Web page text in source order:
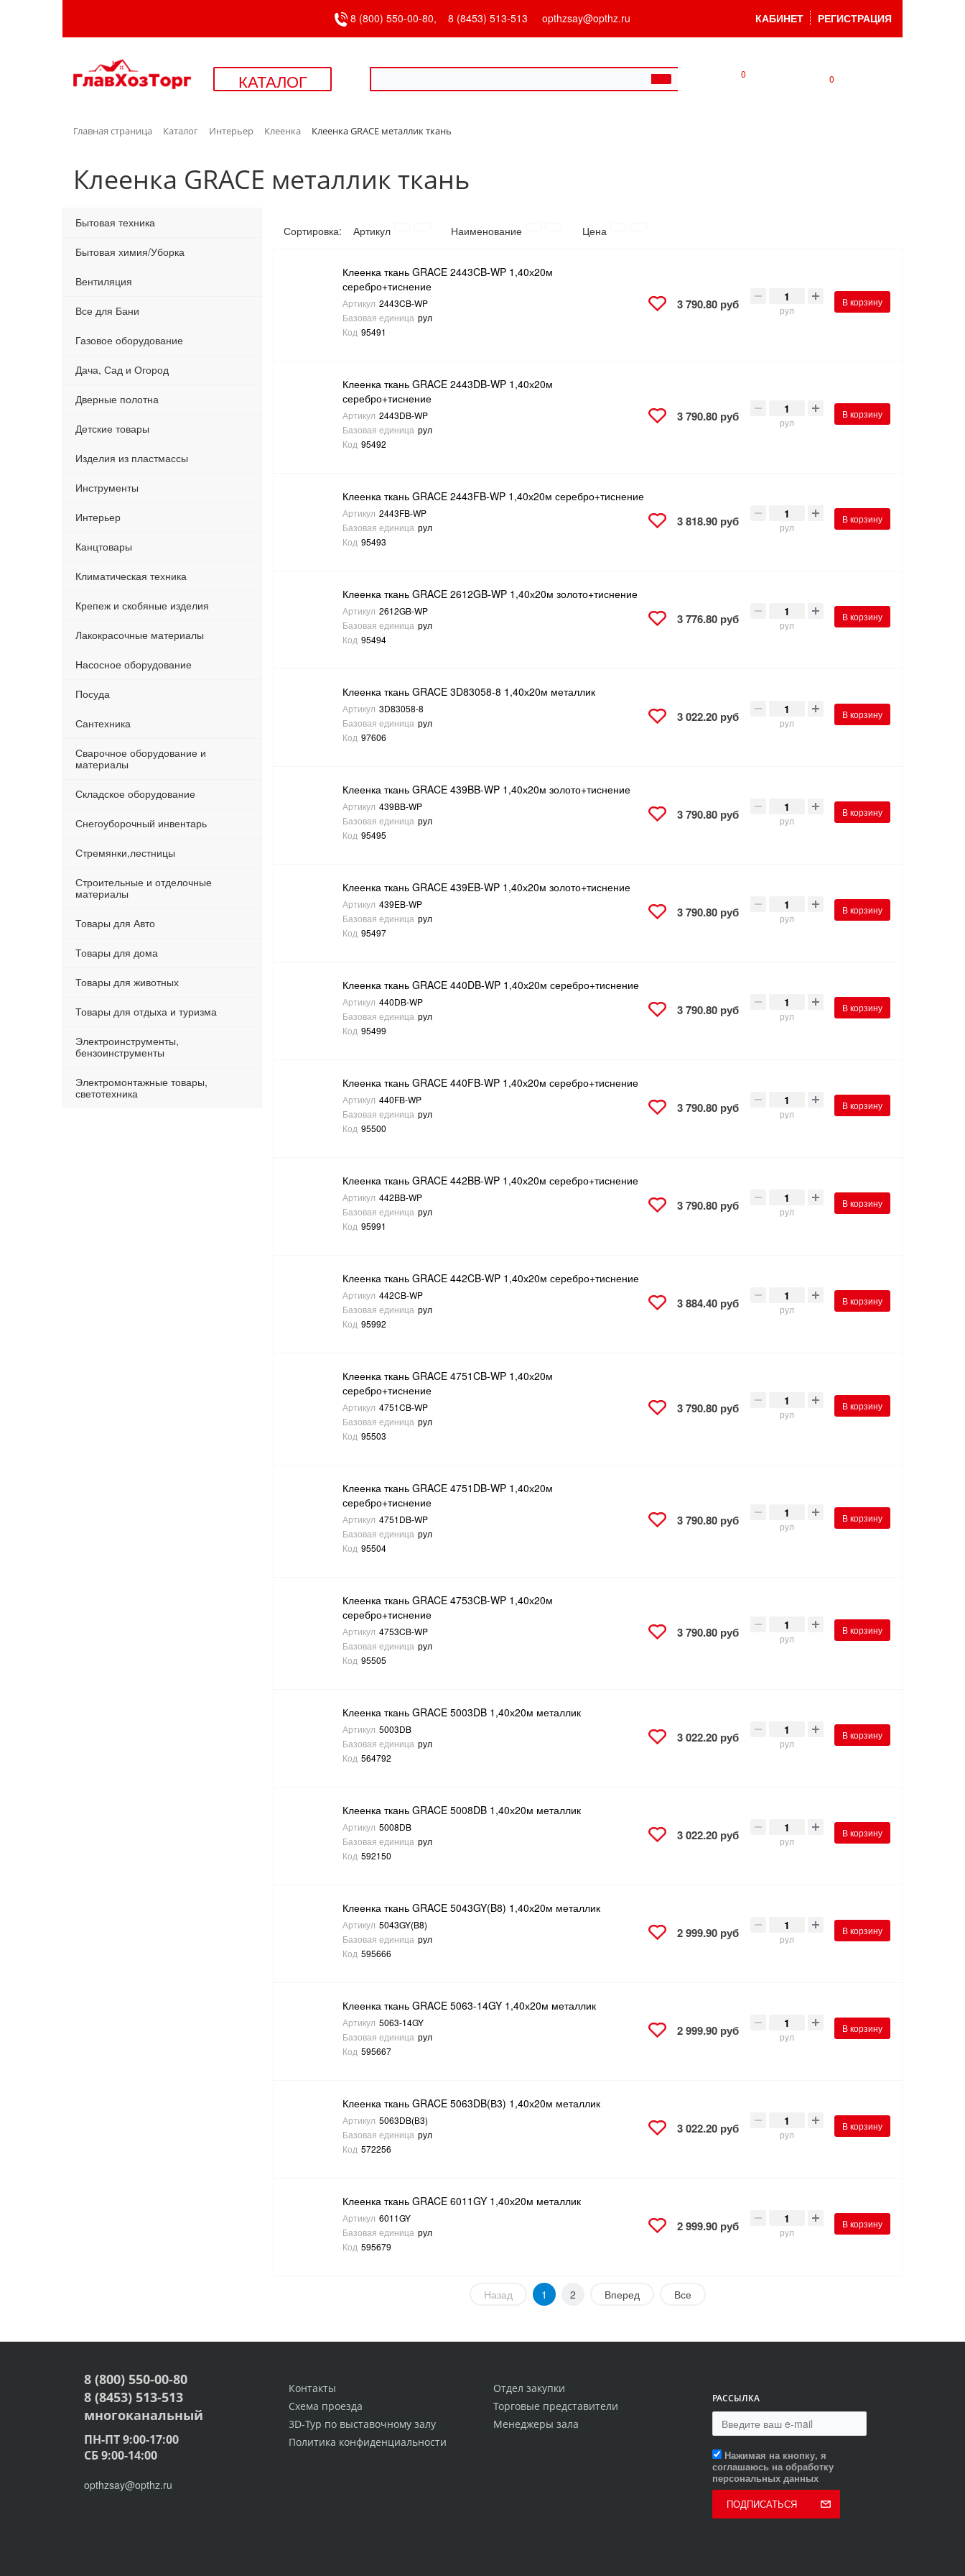
8 (800) 550-00-80, 8 (8453) 513-513 opthzsay@opthz.ru КАБИНЕТ РЕГИСТРАЦИЯ
КАТАЛОГ 0 0
Главная страница Каталог Интерьер Клеенка Клеенка GRACE металлик ткань
Клеенка GRACE металлик ткань
Бытовая техника
Бытовая химия/Уборка
Вентиляция
Все для Бани
Газовое оборудование
Дача, Сад и Огород
Дверные полотна
Детские товары
Изделия из пластмассы
Инструменты
Интерьер
Канцтовары
Климатическая техника
Крепеж и скобяные изделия
Лакокрасочные материалы
Насосное оборудование
Посуда
Сантехника
Сварочное оборудование и
материалы
Складское оборудование
Снегоуборочный инвентарь
Стремянки,лестницы
Строительные и отделочные
материалы
Товары для Авто
Товары для дома
Товары для животных
Товары для отдыха и туризма
Электроинструменты,
бензоинструменты
Электромонтажные товары,
светотехника
Сортировка: Артикул Наименование Цена
Клеенка ткань GRACE 2443CB-WP 1,40х20м
серебро+тиснение
Артикул 2443CB-WP
Базовая единица рул
Код 95491
3 790.80 руб рул
В корзину
Клеенка ткань GRACE 2443DB-WP 1,40х20м
серебро+тиснение
Артикул 2443DB-WP
Базовая единица рул
Код 95492
3 790.80 руб рул
В корзину
Клеенка ткань GRACE 2443FB-WP 1,40х20м серебро+тиснение
Артикул 2443FB-WP
Базовая единица рул
Код 95493
3 818.90 руб рул
В корзину
Клеенка ткань GRACE 2612GB-WP 1,40х20м золото+тиснение
Артикул 2612GB-WP
Базовая единица рул
Код 95494
3 776.80 руб рул
В корзину
Клеенка ткань GRACE 3D83058-8 1,40х20м металлик
Артикул 3D83058-8
Базовая единица рул
Код 97606
3 022.20 руб рул
В корзину
Клеенка ткань GRACE 439BB-WP 1,40х20м золото+тиснение
Артикул 439BB-WP
Базовая единица рул
Код 95495
3 790.80 руб рул
В корзину
Клеенка ткань GRACE 439EB-WP 1,40х20м золото+тиснение
Артикул 439EB-WP
Базовая единица рул
Код 95497
3 790.80 руб рул
В корзину
Клеенка ткань GRACE 440DB-WP 1,40х20м серебро+тиснение
Артикул 440DB-WP
Базовая единица рул
Код 95499
3 790.80 руб рул
В корзину
Клеенка ткань GRACE 440FB-WP 1,40х20м серебро+тиснение
Артикул 440FB-WP
Базовая единица рул
Код 95500
3 790.80 руб рул
В корзину
Клеенка ткань GRACE 442BB-WP 1,40х20м серебро+тиснение
Артикул 442BB-WP
Базовая единица рул
Код 95991
3 790.80 руб рул
В корзину
Клеенка ткань GRACE 442CB-WP 1,40х20м серебро+тиснение
Артикул 442CB-WP
Базовая единица рул
Код 95992
3 884.40 руб рул
В корзину
Клеенка ткань GRACE 4751CB-WP 1,40х20м
серебро+тиснение
Артикул 4751CB-WP
Базовая единица рул
Код 95503
3 790.80 руб рул
В корзину
Клеенка ткань GRACE 4751DB-WP 1,40х20м
серебро+тиснение
Артикул 4751DB-WP
Базовая единица рул
Код 95504
3 790.80 руб рул
В корзину
Клеенка ткань GRACE 4753CB-WP 1,40х20м
серебро+тиснение
Артикул 4753CB-WP
Базовая единица рул
Код 95505
3 790.80 руб рул
В корзину
Клеенка ткань GRACE 5003DB 1,40х20м металлик
Артикул 5003DB
Базовая единица рул
Код 564792
3 022.20 руб рул
В корзину
Клеенка ткань GRACE 5008DB 1,40х20м металлик
Артикул 5008DB
Базовая единица рул
Код 592150
3 022.20 руб рул
В корзину
Клеенка ткань GRACE 5043GY(B8) 1,40х20м металлик
Артикул 5043GY(B8)
Базовая единица рул
Код 595666
2 999.90 руб рул
В корзину
Клеенка ткань GRACE 5063-14GY 1,40х20м металлик
Артикул 5063-14GY
Базовая единица рул
Код 595667
2 999.90 руб рул
В корзину
Клеенка ткань GRACE 5063DB(В3) 1,40х20м металлик
Артикул 5063DB(В3)
Базовая единица рул
Код 572256
3 022.20 руб рул
В корзину
Клеенка ткань GRACE 6011GY 1,40х20м металлик
Артикул 6011GY
Базовая единица рул
Код 595679
2 999.90 руб рул
В корзину
Назад 1 2 Вперед Все
Отдел закупки
Торговые представители
Менеджеры зала
Контакты
Схема проезда
3D-Тур по выставочному залу
Политика конфиденциальности
РАССЫЛКА
Нажимая на кнопку, я
соглашаюсь на обработку
персональных данных
ПОДПИСАТЬСЯ
8 (800) 550-00-80
8 (8453) 513-513
многоканальный
ПН-ПТ 9:00-17:00
СБ 9:00-14:00
opthzsay@opthz.ru